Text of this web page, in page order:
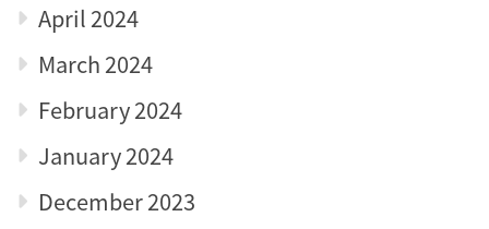
April 2024
March 2024
February 2024
January 2024
December 2023